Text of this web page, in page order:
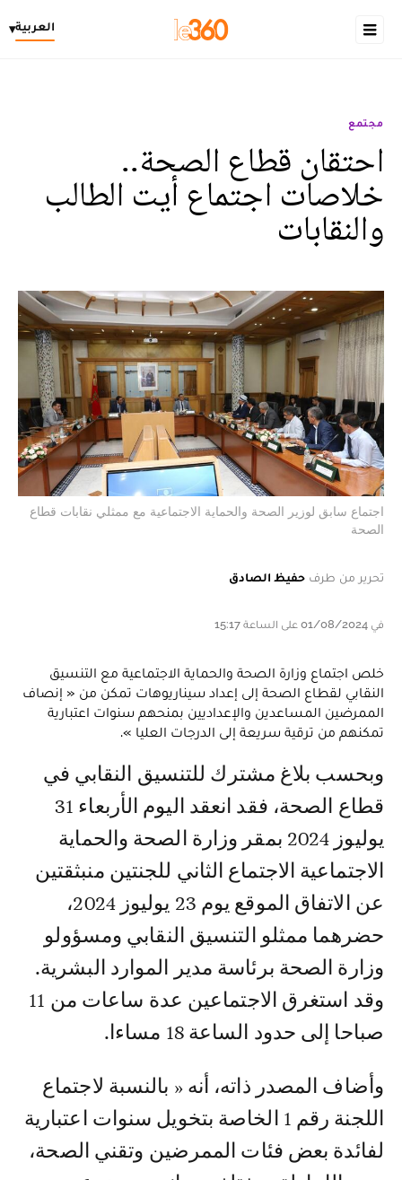
العربية▾
مجتمع
احتقان قطاع الصحة..
خلاصات اجتماع أيت الطالب
والنقابات
اجتماع سابق لوزير الصحة والحماية الاجتماعية مع ممثلي نقابات قطاع
الصحة
تحرير من طرف حفيظ الصادق
في 01/08/2024 على الساعة 15:17
خلص اجتماع وزارة الصحة والحماية الاجتماعية مع التنسيق
النقابي لقطاع الصحة إلى إعداد سيناريوهات تمكن من « إنصاف
الممرضين المساعدين والإعداديين بمنحهم سنوات اعتبارية
تمكنهم من ترقية سريعة إلى الدرجات العليا ».
وبحسب بلاغ مشترك للتنسيق النقابي في
قطاع الصحة، فقد انعقد اليوم الأربعاء 31
يوليوز 2024 بمقر وزارة الصحة والحماية
الاجتماعية الاجتماع الثاني للجنتين منبثقتين
عن الاتفاق الموقع يوم 23 يوليوز 2024،
حضرهما ممثلو التنسيق النقابي ومسؤولو
وزارة الصحة برئاسة مدير الموارد البشرية.
وقد استغرق الاجتماعين عدة ساعات من 11
صباحا إلى حدود الساعة 18 مساءا.
وأضاف المصدر ذاته، أنه « بالنسبة لاجتماع
اللجنة رقم 1 الخاصة بتخويل سنوات اعتبارية
لفائدة بعض فئات الممرضين وتقني الصحة،